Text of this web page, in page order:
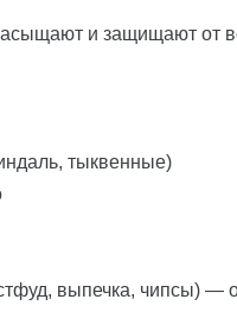
и защищают от
тыквенные)
выпечка, чипсы) —